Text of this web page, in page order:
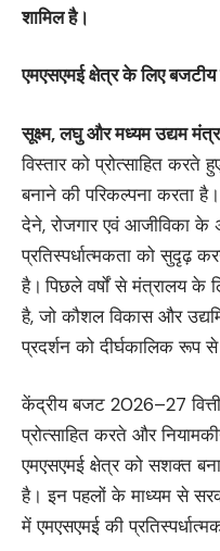
शामिल है।
एमएसएमई क्षेत्र के लिए
सूक्ष्म,लघु और मध्यम उद्यम
विस्तार को प्रोत्साहित
बनाने की परिकल्पना करता
देने, रोजगार एवं आजीविका
प्रतिस्पर्धात्मकता को सुदृढ़
है। पिछले वर्षों से मंत्रालय के
है, जो कौशल विकास और
प्रदर्शन को दीर्घकालिक रूप
केंद्रीय बजट 2026–27
प्रोत्साहित करते और
एमएसएमई क्षेत्र को सशक्त
है। इन पहलों के माध्यम से
में एमएसएमई की